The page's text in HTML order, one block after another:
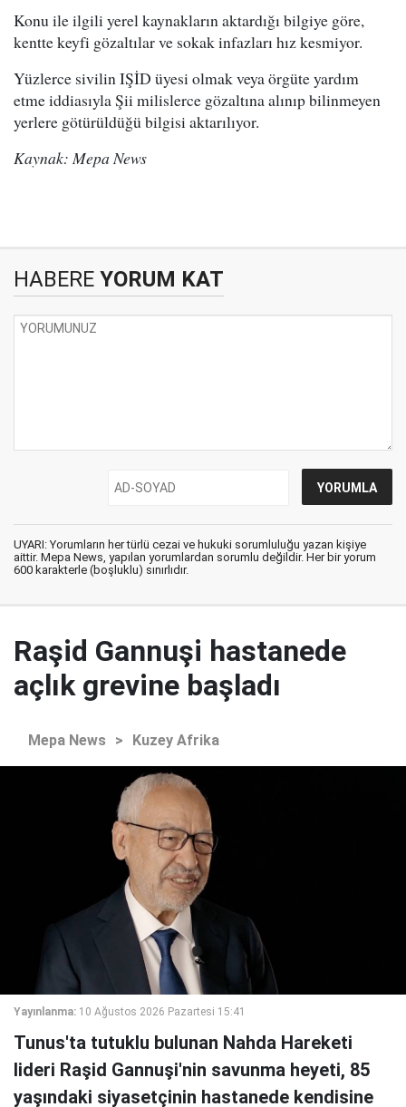
Konu ile ilgili yerel kaynakların aktardığı bilgiye göre,
kentte keyfi gözaltılar ve sokak infazları hız kesmiyor.
Yüzlerce sivilin IŞİD üyesi olmak veya örgüte yardım
etme iddiasıyla Şii milislerce gözaltına alınıp bilinmeyen
yerlere götürüldüğü bilgisi aktarılıyor.
Kaynak: Mepa News
HABERE YORUM KAT
UYARI: Yorumların her türlü cezai ve hukuki sorumluluğu yazan kişiye
aittir. Mepa News, yapılan yorumlardan sorumlu değildir. Her bir yorum
600 karakterle (boşluklu) sınırlıdır.
Raşid Gannuşi hastanede
açlık grevine başladı
Mepa News > Kuzey Afrika
Yayınlanma: 10 Ağustos 2026 Pazartesi 15:41
Tunus'ta tutuklu bulunan Nahda Hareketi
lideri Raşid Gannuşi'nin savunma heyeti, 85
yaşındaki siyasetçinin hastanede kendisine